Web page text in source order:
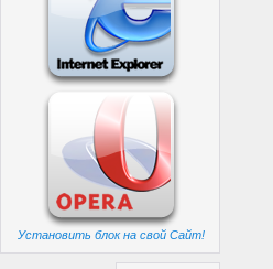
Установить блок на свой Сайт!